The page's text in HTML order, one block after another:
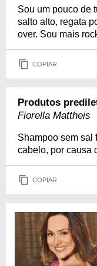
Sou um pouco de
salto alto, regata
over. Sou mais
COPIAR
Produtos
Fiorella Mattheis
Shampoo sem sal
cabelo, por causa
COPIAR